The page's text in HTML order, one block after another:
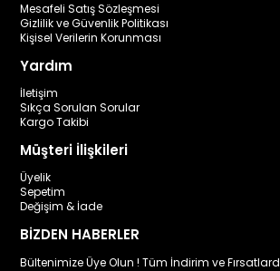
Mesafeli Satış Sözleşmesi
Gizlilik ve Güvenlik Politikası
Kişisel Verilerin Korunması
Yardım
İletişim
Sıkça Sorulan Sorular
Kargo Takibi
Müşteri İlişkileri
Üyelik
Sepetim
Değişim & İade
BİZDEN HABERLER
Bültenimize Üye Olun ! Tüm İndirim ve